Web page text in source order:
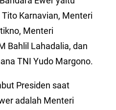
Karnavian, Menteri
Menteri
Bahlil Lahadalia, dan
TNI Yudo Margono.
Presiden saat
adalah Menteri